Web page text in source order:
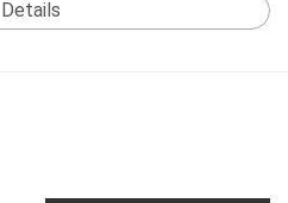
Details